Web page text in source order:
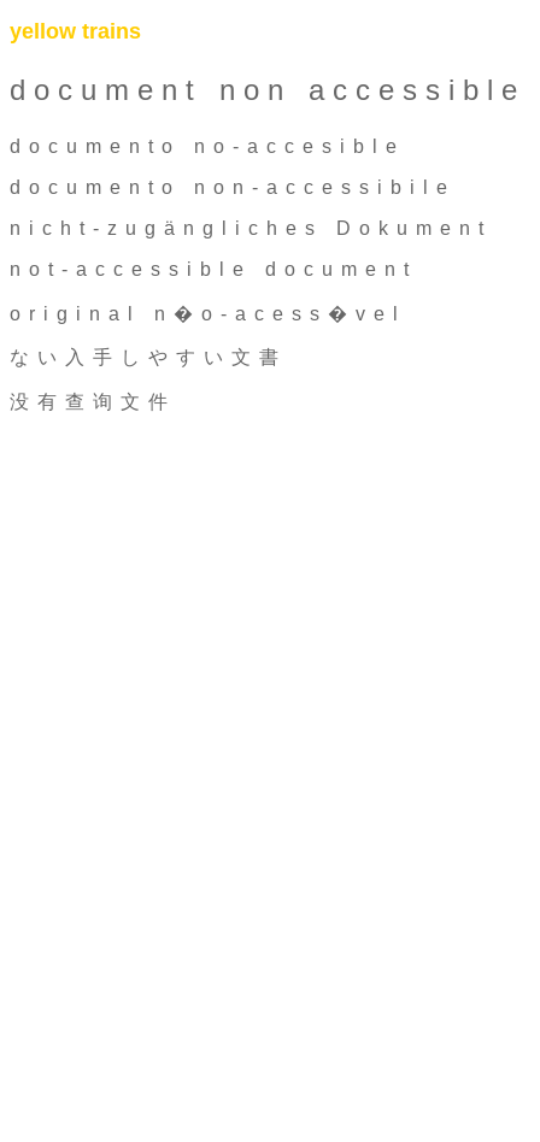
yellow trains
document non accessible
documento no-accesible
documento non-accessibile
nicht-zugängliches Dokument
not-accessible document
original n�o-acess�vel
ない入手しやすい文書
没有查询文件